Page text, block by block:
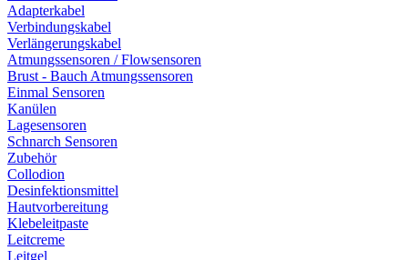
Adapterkabel
Verbindungskabel
Verlängerungskabel
Atmungssensoren / Flowsensoren
Brust - Bauch Atmungssensoren
Einmal Sensoren
Kanülen
Lagesensoren
Schnarch Sensoren
Zubehör
Collodion
Desinfektionsmittel
Hautvorbereitung
Klebeleitpaste
Leitcreme
Leitgel